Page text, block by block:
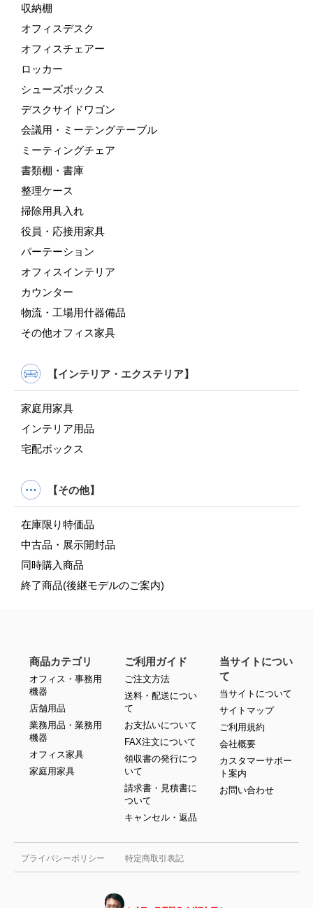
収納棚
オフィスデスク
オフィスチェアー
ロッカー
シューズボックス
デスクサイドワゴン
会議用・ミーテングテーブル
ミーティングチェア
書類棚・書庫
整理ケース
掃除用具入れ
役員・応接用家具
パーテーション
オフィスインテリア
カウンター
物流・工場用什器備品
その他オフィス家具
【インテリア・エクステリア】
家庭用家具
インテリア用品
宅配ボックス
【その他】
在庫限り特価品
中古品・展示開封品
同時購入商品
終了商品(後継モデルのご案内)
プライバシーポリシー 特定商取引表記
商品カテゴリ
オフィス・事務用
機器
店舗用品
業務用品・業務用
機器
オフィス家具
家庭用家具
ご利用ガイド
ご注文方法
送料・配送につい
て
お支払いについて
FAX注文について
領収書の発行につ
いて
請求書・見積書に
ついて
キャンセル・返品
当サイトについ
て
当サイトについて
サイトマップ
ご利用規約
会社概要
カスタマーサポー
ト案内
お問い合わせ